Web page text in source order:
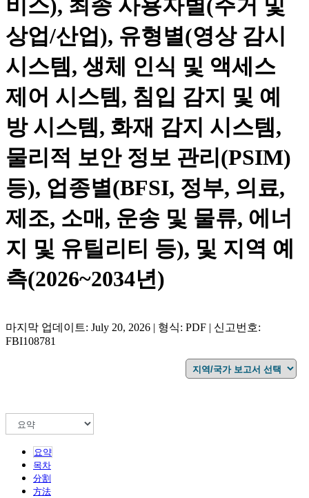
비스), 최종 사용자별(주거 및
상업/산업), 유형별(영상 감시
시스템, 생체 인식 및 액세스
제어 시스템, 침입 감지 및 예
방 시스템, 화재 감지 시스템,
물리적 보안 정보 관리(PSIM)
등), 업종별(BFSI, 정부, 의료,
제조, 소매, 운송 및 물류, 에너
지 및 유틸리티 등), 및 지역 예
측(2026~2034년)
마지막 업데이트: July 20, 2026 | 형식: PDF | 신고번호:
FBI108781
요약
목차
分割
方法